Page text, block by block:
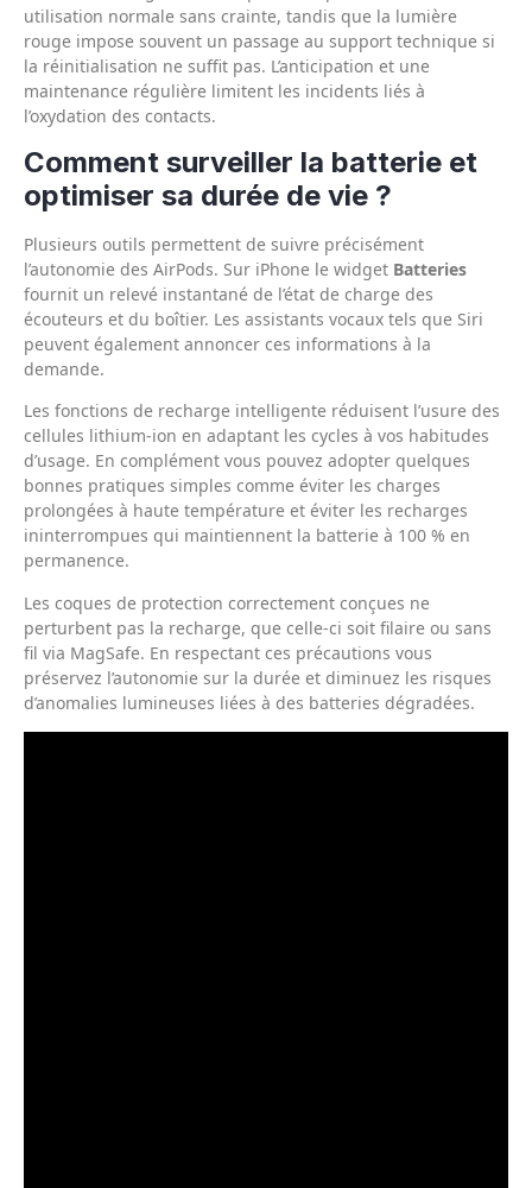
utilisation normale sans crainte, tandis que la lumière
rouge impose souvent un passage au support technique si
la réinitialisation ne suffit pas. L’anticipation et une
maintenance régulière limitent les incidents liés à
l’oxydation des contacts.
Comment surveiller la batterie et
optimiser sa durée de vie ?
Plusieurs outils permettent de suivre précisément
l’autonomie des AirPods. Sur iPhone le widget Batteries
fournit un relevé instantané de l’état de charge des
écouteurs et du boîtier. Les assistants vocaux tels que Siri
peuvent également annoncer ces informations à la
demande.
Les fonctions de recharge intelligente réduisent l’usure des
cellules lithium‑ion en adaptant les cycles à vos habitudes
d’usage. En complément vous pouvez adopter quelques
bonnes pratiques simples comme éviter les charges
prolongées à haute température et éviter les recharges
ininterrompues qui maintiennent la batterie à 100 % en
permanence.
Les coques de protection correctement conçues ne
perturbent pas la recharge, que celle‑ci soit filaire ou sans
fil via MagSafe. En respectant ces précautions vous
préservez l’autonomie sur la durée et diminuez les risques
d’anomalies lumineuses liées à des batteries dégradées.